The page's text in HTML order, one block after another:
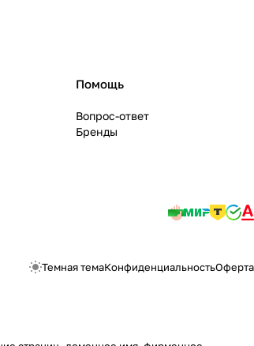
Помощь
Вопрос-ответ
Бренды
Темная темаКонфиденциальностьОферта